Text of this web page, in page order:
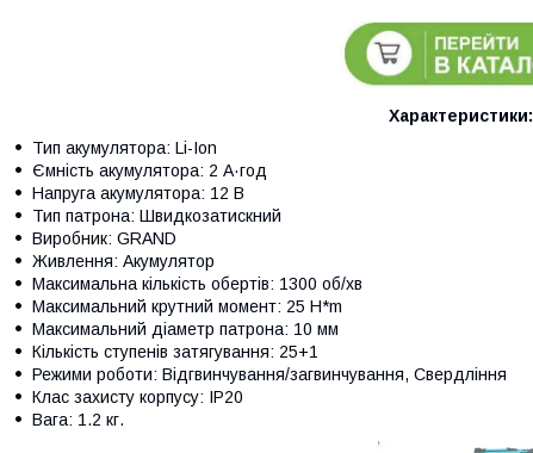
Характеристики:
Тип акумулятора: Li-Ion
Ємність акумулятора: 2 А·год
Напруга акумулятора: 12 В
Тип патрона: Швидкозатискний
Виробник: GRAND
Живлення: Акумулятор
Максимальна кількість обертів: 1300 об/хв
Максимальний крутний момент: 25 H*m
Максимальний діаметр патрона: 10 мм
Кількість ступенів затягування: 25+1
Режими роботи: Відгвинчування/загвинчування, Свердління
Клас захисту корпусу: IP20
Вага: 1.2 кг.